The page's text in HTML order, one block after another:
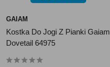
GAIAM
Kostka Do Jogi Z Pianki Gaiam
Dovetail 64975